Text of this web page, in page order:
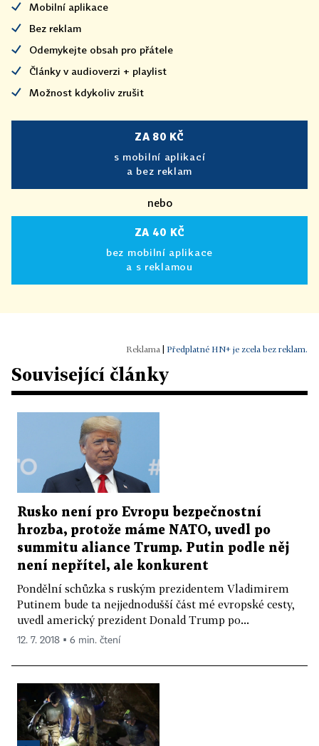
Mobilní aplikace
Bez reklam
Odemykejte obsah pro přátele
Články v audioverzi + playlist
Možnost kdykoliv zrušit
ZA 80 KČ
s mobilní aplikací
a bez reklam
nebo
ZA 40 KČ
bez mobilní aplikace
a s reklamou
Předplatné HN+ je zcela bez reklam.
Související články
Rusko není pro Evropu bezpečnostní
hrozba, protože máme NATO, uvedl po
summitu aliance Trump. Putin podle něj
není nepřítel, ale konkurent
Pondělní schůzka s ruským prezidentem Vladimirem
Putinem bude ta nejjednodušší část mé evropské cesty,
uvedl americký prezident Donald Trump po...
12. 7. 2018 ▪ 6 min. čtení